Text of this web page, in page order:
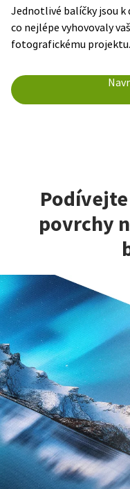
Jednotlivé balíčky jsou k
co nejlépe vyhovovaly
fotografickému projektu.
povrchy